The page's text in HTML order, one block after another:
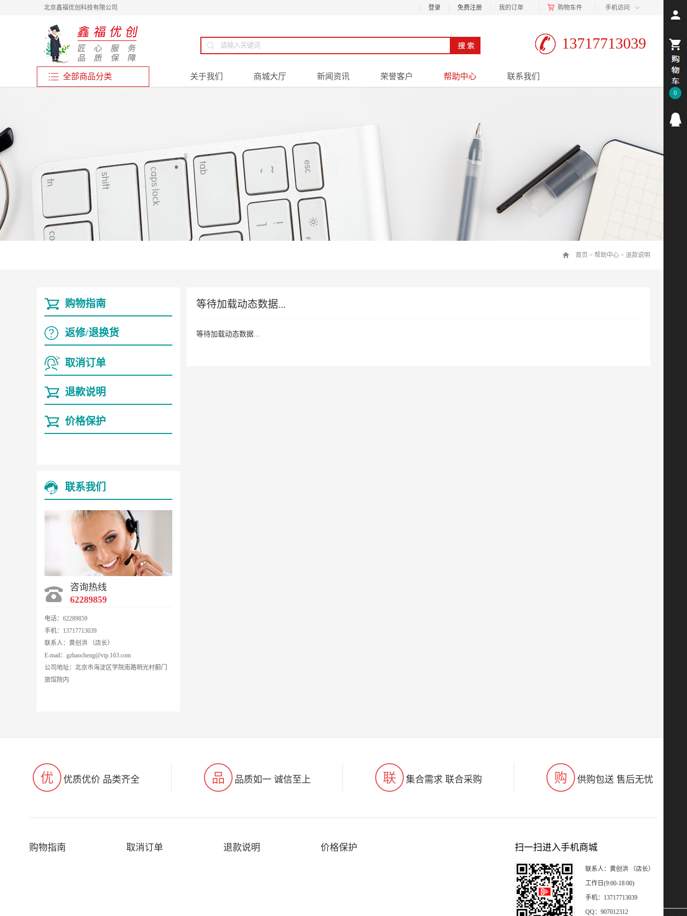
北京鑫福优创科技有限公司 手机访问
购物车件
我的订单
登录 免费注册
13717713039
全部商品分类 关于我们 商城大厅 新闻资讯 荣誉客户 帮助中心 联系我们
首页 > 帮助中心 > 退款说明
购物指南
返修/退换货
取消订单
退款说明
价格保护
联系我们
咨询热线
62289859
电话：62289859
手机：13717713039
联系人：黄创洪 （店长）
E-mail：gzhaocheng@vip.163.com
公司地址：北京市海淀区学院南路明光村蓟门
旅馆院内
等待加载动态数据...
等待加载动态数据...
优 优质优价 品类齐全 品 品质如一 诚信至上 联 集合需求 联合采购 购 供购包送 售后无忧
购物指南 取消订单 退款说明 价格保护 扫一扫进入手机商城
联系人：黄创洪 （店长）
工作日(9:00-18:00)
手机：13717713039
QQ：907012312
0